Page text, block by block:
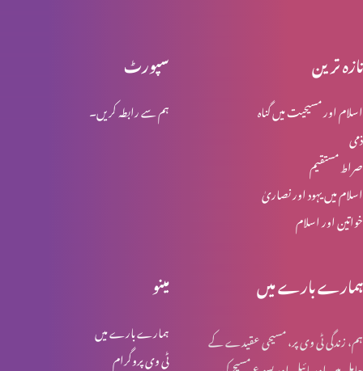
سپورٹ
ہم سے رابطہ کریں۔
تازہ ترین
اسلام اور مسیحیت میں گناہ
ذمی
صراط مستقیم
اسلام میں یہود اور نصاریٰ
خواتین اور اسلام
مینو
ہمارے بارے میں
ٹی وی پروگرام
ہمارے بارے میں
ہم، زندگی ٹی وی پر، مسیحی عقیدے کے